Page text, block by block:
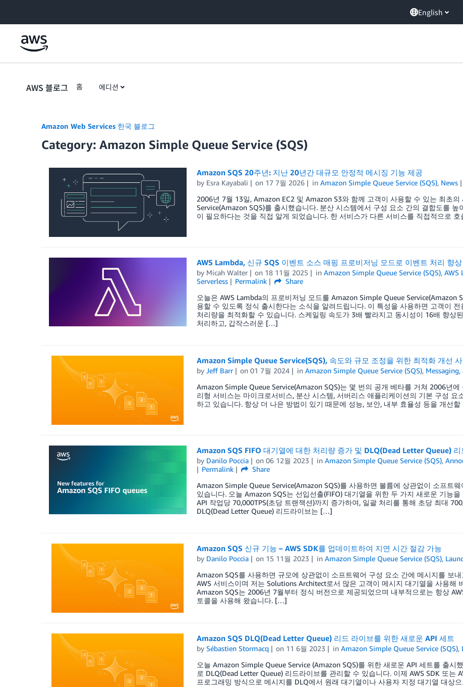
English
AWS 블로그 홈 에디션
Amazon Web Services 한국 블로그
Category: Amazon Simple Queue Service (SQS)
Amazon SQS 20주년: 지난 20년간 대규모 안정적 메시징 기능 제공
by Esra Kayabali on 17 7월 2026 inAmazon Simple Queue Service (SQS), News
2006년 7월 13일, Amazon EC2 및 Amazon S3와 함께 고객이 사용할 수 있는 최초
Service(Amazon SQS)를 출시했습니다. 분산 시스템에서 구성 요소 간의 결합도를
이 필요하다는 것을 직접 알게 되었습니다. 한 서비스가 다른 서비스를 직접적으로
AWS Lambda, 신규 SQS 이벤트 소스 매핑 프로비저닝 모드로 이벤트 처리 향상
by Micah Walter on 18 11월 2025 inAmazon Simple Queue Service (SQS),AWS
Serverless
Permalink
Share
오늘은 AWS Lambda의 프로비저닝 모드를 Amazon Simple Queue Service(Amazon
용할 수 있도록 정식 출시한다는 소식을 알려드립니다. 이 특성을 사용하면 고객이
처리량을 최적화할 수 있습니다. 스케일링 속도가 3배 빨라지고 동시성이 16배 향상
처리하고, 갑작스러운 […]
Amazon Simple Queue Service(SQS), 속도와 규모 조정을 위한 최적화 개선
by Jeff Barr on01 7월 2024 inAmazon Simple Queue Service (SQS), Messaging,
Amazon Simple Queue Service(Amazon SQS)는 몇 번의 공개 베타를 거쳐 2006년
리형 서비스는 마이크로서비스, 분산 시스템, 서버리스 애플리케이션의 기본 구성
하고 있습니다. 항상 더 나은 방법이 있기 때문에 성능, 보안, 내부 효율성 등을 개선
Amazon SQS FIFO 대기열에 대한 처리량 증가 및 DLQ(Dead Letter Queue) 리
by Danilo Poccia on06 12월 2023 inAmazon Simple Queue Service (SQS),
Permalink
Share
Amazon Simple Queue Service(Amazon SQS)를 사용하면 볼륨에 상관없이 소프트
있습니다. 오늘 Amazon SQS는 선입선출(FIFO) 대기열을 위한 두 가지 새로운 기능
API 작업당 70,000TPS(초당 트랜잭션)까지 증가하여, 일괄 처리를 통해 초당 최대
DLQ(Dead Letter Queue) 리드라이브는 […]
Amazon SQS 신규 기능 – AWS SDK를 업데이트하여 지연 시간 절감 가능
by Danilo Poccia on 15 11월 2023 inAmazon Simple Queue Service (SQS),
Amazon SQS를 사용하면 규모에 상관없이 소프트웨어 구성 요소 간에 메시지를 보
AWS 서비스이며 저는 Solutions Architect로서 많은 고객이 메시지 대기열을 사용해
Amazon SQS는 2006년 7월부터 정식 버전으로 제공되었으며 내부적으로는 항상
토콜을 사용해 왔습니다. […]
Amazon SQS DLQ(Dead Letter Queue) 리드 라이브를 위한 새로운 API 세트
by Sébastien Stormacq on 11 6월 2023 inAmazon Simple Queue Service (SQS),
오늘 Amazon Simple Queue Service (Amazon SQS)를 위한 새로운 API 세트를 출시
로 DLQ(Dead Letter Queue) 리드라이브를 관리할 수 있습니다. 이제 AWS SDK 또는
프로그래밍 방식으로 메시지를 DLQ에서 원래 대기열이나 사용자 지정 대기열 대상